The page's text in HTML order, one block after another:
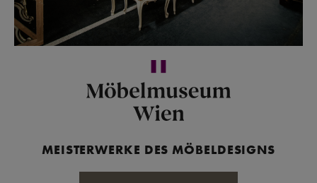
MEISTERWERKE DES MÖBELDESIGNS